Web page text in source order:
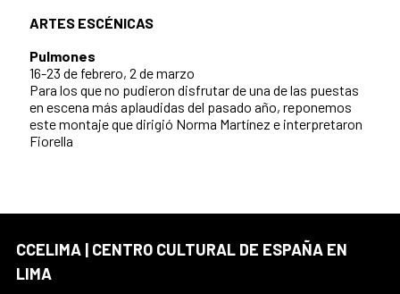
ARTES ESCÉNICAS
Pulmones
16-23 de febrero, 2 de marzo
Para los que no pudieron disfrutar de una de las puestas
en escena más aplaudidas del pasado año, reponemos
este montaje que dirigió Norma Martínez e interpretaron
Fiorella
CCELIMA | CENTRO CULTURAL DE ESPAÑA EN
LIMA